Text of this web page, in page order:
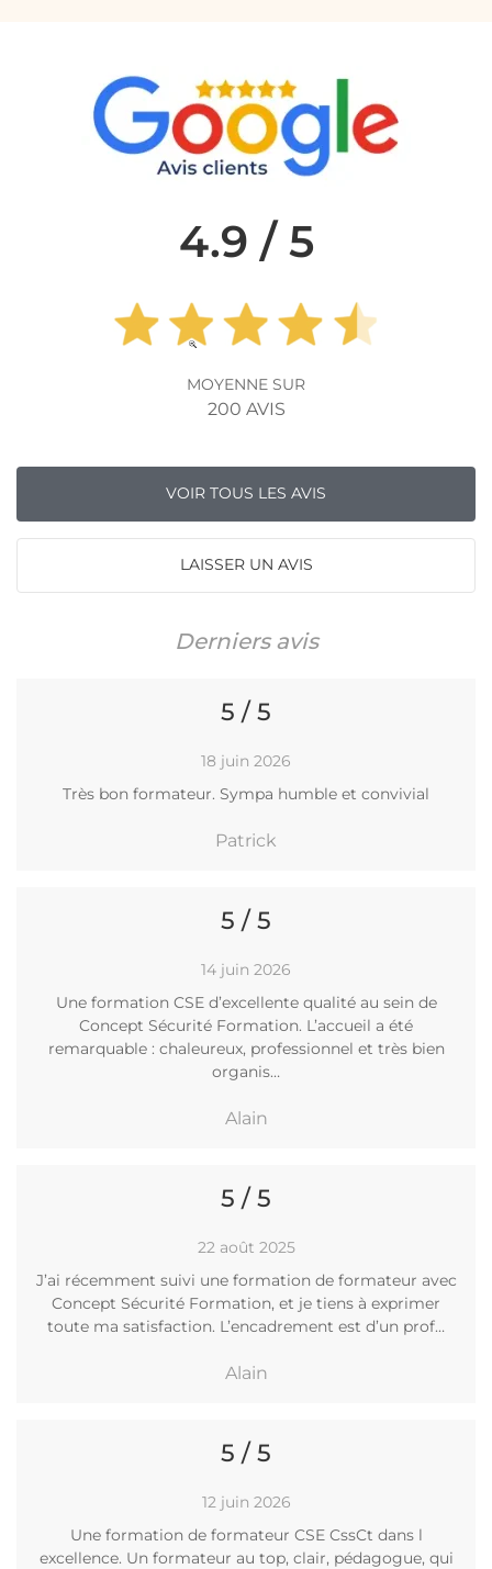
4.9 / 5
MOYENNE SUR
200 AVIS
VOIR TOUS LES AVIS
LAISSER UN AVIS
Derniers avis
5 / 5
18 juin 2026
Très bon formateur. Sympa humble et convivial
Patrick
5 / 5
14 juin 2026
Une formation CSE d’excellente qualité au sein de
Concept Sécurité Formation. L’accueil a été
remarquable : chaleureux, professionnel et très bien
organis…
Alain
5 / 5
22 août 2025
J’ai récemment suivi une formation de formateur avec
Concept Sécurité Formation, et je tiens à exprimer
toute ma satisfaction. L’encadrement est d’un prof…
Alain
5 / 5
12 juin 2026
Une formation de formateur CSE CssCt dans l
excellence. Un formateur au top, clair, pédagogue, qui